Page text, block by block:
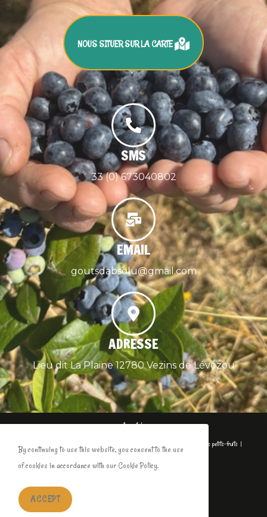
NOUS SITUER SUR LA CARTE
SMS
33 (0) 673040802
EMAIL
goutsdabsolu@gmail.com
ADRESSE
Lieu dit La Plaine 12780 Vezins de Lévézou
Accueil
A propos…
Le Rucher LE RUCHER CHALET : HISTOIRE D’UN CHOIX
Les petits-fruits
Les Agneaux
Copyright 2026
By continuing to use this website, you consent to the use
of cookies in accordance with our Cookie Policy.
ACCEPT